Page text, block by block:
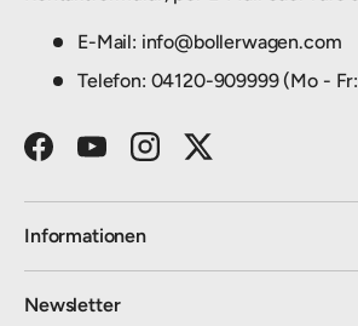
E-Mail: info@bollerwagen.com
Telefon: 04120-909999 (Mo -
FacebookYouTubeInstagramTwitter
Informationen
Newsletter